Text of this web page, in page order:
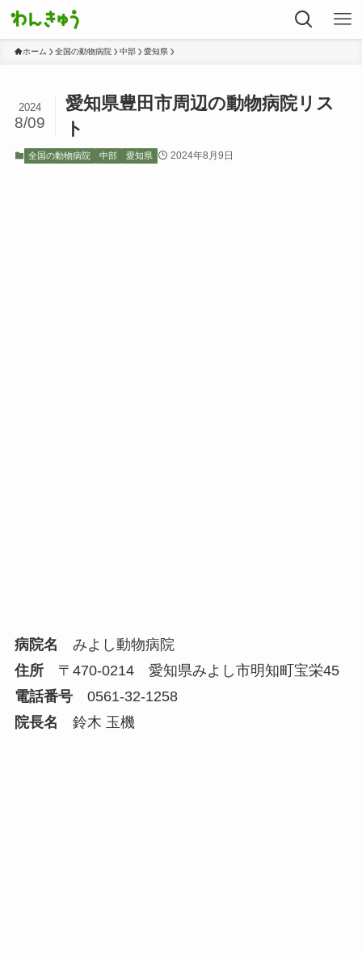
ホーム 全国の動物病院 中部 愛知県
愛知県豊田市周辺の動物病院リス
ト
2024
8/09
全国の動物病院 中部 愛知県 2024年8月9日
病院名 みよし動物病院
住所〒470-0214 愛知県みよし市明知町宝栄45
電話番号0561-32-1258
院長名 鈴木 玉機